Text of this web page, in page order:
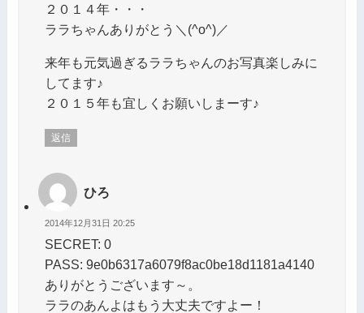
２０１４年・・・
ララちゃんありがとう＼(^o^)／
来年も元気過ぎるララちゃんのお写真楽しみに
してます♪
２０１５年も宜しくお願いしまーす♪
返信
ひろ
2014年12月31日 20:25
SECRET: 0
PASS: 9e0b6317a6079f8ac0be18d1181a4140
ありがとうございます～。
ララのあんよはもう大丈夫ですよー！